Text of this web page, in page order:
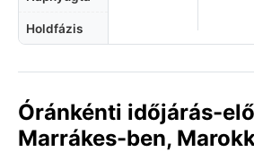
Holdfázis
Óránkénti időjárás-
Marrákes-ben,